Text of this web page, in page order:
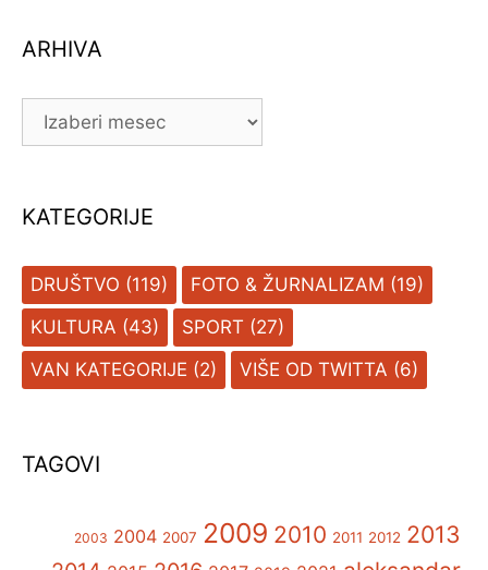
ARHIVA
ARHIVA
KATEGORIJE
DRUŠTVO (119) FOTO & ŽURNALIZAM (19)
KULTURA (43) SPORT (27)
VAN KATEGORIJE (2) VIŠE OD TWITTA (6)
TAGOVI
2003 2004 2007 2009 2010 2011 2012 2013